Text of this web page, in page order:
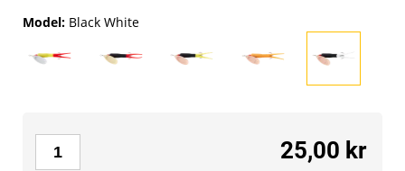
Model: Black White
25,00 kr